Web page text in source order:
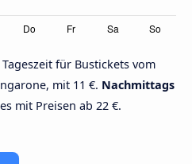
für Bustickets vom
mit 11 €. Nachmittags
mit Preisen ab 22 €.